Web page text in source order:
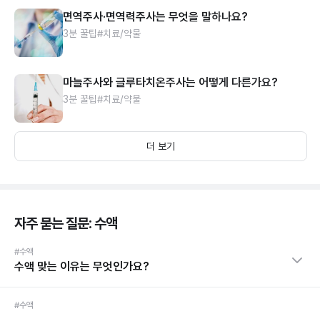
면역주사·면역력주사는 무엇을 말하나요?
3분 꿀팁#치료/약물
마늘주사와 글루타치온주사는 어떻게 다른가요?
3분 꿀팁#치료/약물
더 보기
자주 묻는 질문: 수액
#수액
수액 맞는 이유는 무엇인가요?
#수액